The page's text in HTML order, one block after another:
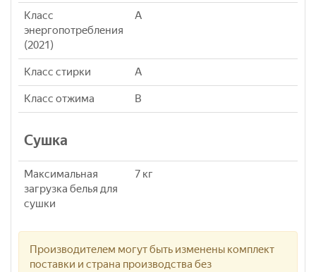
Класс
энергопотребления
(2021)
A
Класс стирки A
Класс отжима B
Сушка
Максимальная
загрузка белья для
сушки
7 кг
Производителем могут быть изменены комплект
поставки и страна производства без